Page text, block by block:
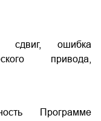
сдвиг, ошибка
привода,
Программе